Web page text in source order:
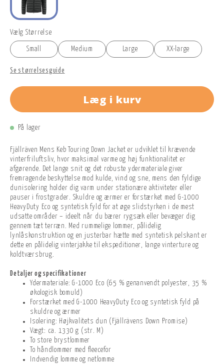
Vælg Størrelse
Small Medium Large XX-large
Se størrelsesguide
Læg i kurv
På lager
Fjällräven Mens Keb Touring Down Jacket er udviklet til krævende
vinterfriluftsliv, hvor maksimal varme og høj funktionalitet er
afgørende. Det lange snit og det robuste ydermateriale giver
fremragende beskyttelse mod kulde, vind og sne, mens den fyldige
dunisolering holder dig varm under stationære aktiviteter eller
pauser i frostgrader. Skuldre og ærmer er forstærket med G-1000
HeavyDuty Eco og syntetisk fyld for at øge slidstyrken i de mest
udsatte områder – ideelt når du bærer rygsæk eller bevæger dig
gennem tæt terræn. Med rummelige lommer, pålidelig
lynlåskonstruktion og en justerbar hætte med syntetisk pelskant er
dette en pålidelig vinterjakke til ekspeditioner, lange vinterture og
koldtværsbrug.
Detaljer og specifikationer
Ydermateriale: G-1000 Eco (65 % genanvendt polyester, 35 %
økologisk bomuld)
Forstærket med G-1000 HeavyDuty Eco og syntetisk fyld på
skuldre og ærmer
Isolering: Højkvalitets dun (Fjällrävens Down Promise)
Vægt: ca. 1330 g (str. M)
To store brystlommer
To håndlommer med fleecefor
Indvendig lomme og netlomme